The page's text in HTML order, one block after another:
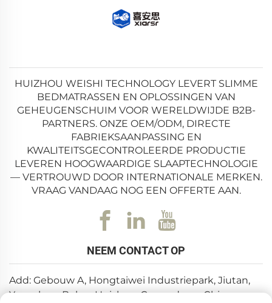
HUIZHOU WEISHI TECHNOLOGY LEVERT SLIMME
BEDMATRASSEN EN OPLOSSINGEN VAN
GEHEUGENSCHUIM VOOR WERELDWIJDE B2B-
PARTNERS. ONZE OEM/ODM, DIRECTE
FABRIEKSAANPASSING EN
KWALITEITSGECONTROLEERDE PRODUCTIE
LEVEREN HOOGWAARDIGE SLAAPTECHNOLOGIE
— VERTROUWD DOOR INTERNATIONALE MERKEN.
VRAAG VANDAAG NOG EEN OFFERTE AAN.
NEEM CONTACT OP
Add: Gebouw A, Hongtaiwei Industriepark, Jiutan,
Yuanzhou, Boluo, Huizhou, Guangdong, China